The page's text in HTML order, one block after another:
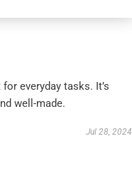
everyday tasks. It’s
well-made.
Jul 28, 2024